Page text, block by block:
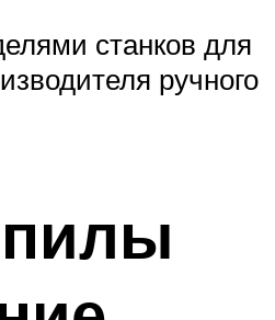
станков для
ручного
пилы